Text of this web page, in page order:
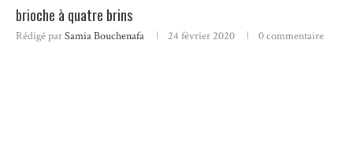
brioche à quatre brins
Rédigé parSamia Bouchenafa 24 février 2020 0 commentaire